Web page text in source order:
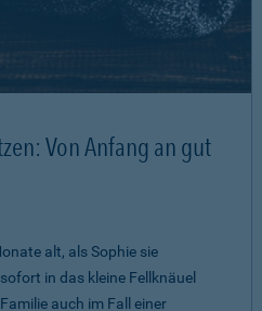
Von Anfang an gut
alt, als Sophie sie
in das kleine Fellknäuel
auch im Fall einer